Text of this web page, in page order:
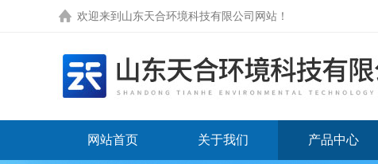
欢迎来到 山东天合环境科技有限公司网站 ！
网站首页 关于我们 产品中心